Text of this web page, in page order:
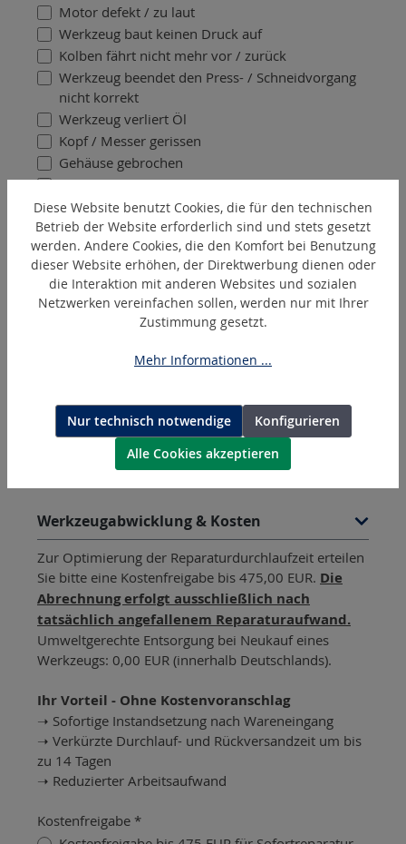
Motor defekt / zu laut
Werkzeug baut keinen Druck auf
Kolben fährt nicht mehr vor / zurück
Werkzeug beendet den Press- / Schneidvorgang
nicht korrekt
Werkzeug verliert Öl
Kopf / Messer gerissen
Gehäuse gebrochen
Akku funktioniert nicht
Ladegerät funktioniert nicht
Sonstiges
Fehlerbeschreibung * ?
Bitte laden Sie klare und aussagekräftige Fotos
hoch, auf denen der Fehler erkennbar ist (bei
Werkzeugabwicklung & Kosten
Zur Optimierung der Reparaturdurchlaufzeit erteilen
Sie bitte eine Kostenfreigabe bis 475,00 EUR. Die
Abrechnung erfolgt ausschließlich nach
tatsächlich angefallenem Reparaturaufwand.
Umweltgerechte Entsorgung bei Neukauf eines
Werkzeugs: 0,00 EUR (innerhalb Deutschlands).
Ihr Vorteil - Ohne Kostenvoranschlag
➝ Sofortige Instandsetzung nach Wareneingang
➝ Verkürzte Durchlauf- und Rückversandzeit um bis
zu 14 Tagen
➝ Reduzierter Arbeitsaufwand
Kostenfreigabe *
Diese Website benutzt Cookies, die für den technischen
Betrieb der Website erforderlich sind und stets gesetzt
werden. Andere Cookies, die den Komfort bei Benutzung
dieser Website erhöhen, der Direktwerbung dienen oder
die Interaktion mit anderen Websites und sozialen
Netzwerken vereinfachen sollen, werden nur mit Ihrer
Zustimmung gesetzt.
Mehr Informationen ...
Nur technisch notwendige
Konfigurieren
Alle Cookies akzeptieren